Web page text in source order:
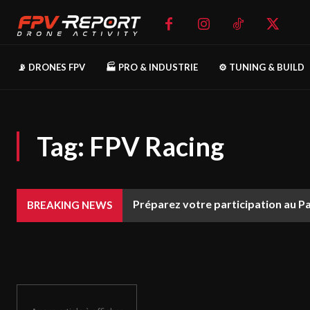
📡 DRONES FPV 🏭 PRO & INDUSTRIE ⚙️ TUNING & BUILD
Tag: FPV Racing
BREAKING NEWS Préparez votre participation au